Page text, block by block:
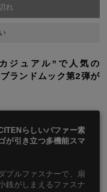
れ
ジュアル”で人気の
ランドムック第2弾が
らしいパファー素
が引き立つ多機能スマ
ブルファスナーで、扇
銭がしまえるファスナ